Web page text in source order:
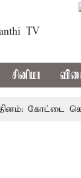
TV
சினிமா
கோட்டை